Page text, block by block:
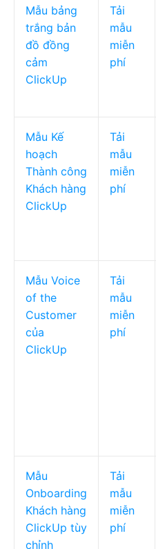
Mẫu bảng
trắng bản
đồ đồng
cảm
ClickUp
Tải
mẫu
miễn
phí
Mẫu Kế
hoạch
Thành công
Khách hàng
ClickUp
Tải
mẫu
miễn
phí
Mẫu Voice
of the
Customer
của
ClickUp
Tải
mẫu
miễn
phí
Mẫu
Onboarding
Khách hàng
ClickUp tùy
chỉnh
Tải
mẫu
miễn
phí